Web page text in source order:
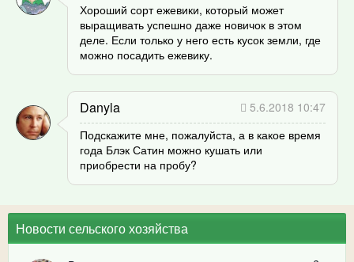
Хороший сорт ежевики, который может
выращивать успешно даже новичок в этом
деле. Если только у него есть кусок земли, где
можно посадить ежевику.
Danyla
5.6.2018 10:47
Подскажите мне, пожалуйста, а в какое время
года Блэк Сатин можно кушать или
приобрести на пробу?
Новости сельского хозяйства